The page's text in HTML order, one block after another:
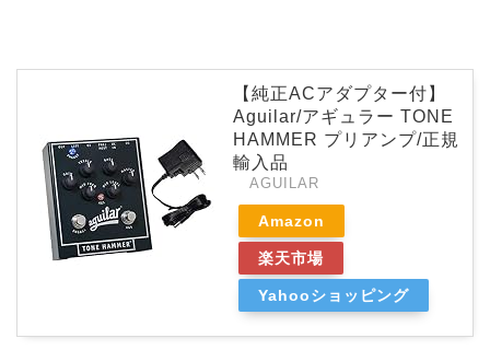
【純正ACアダプター付】
Aguilar/アギュラー TONE
HAMMER プリアンプ/正規
輸入品
AGUILAR
Amazon
楽天市場
Yahooショッピング